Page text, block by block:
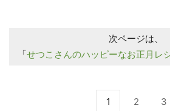
次ページは、
「せつこさんのハッピーなお正月レ
1 2 3